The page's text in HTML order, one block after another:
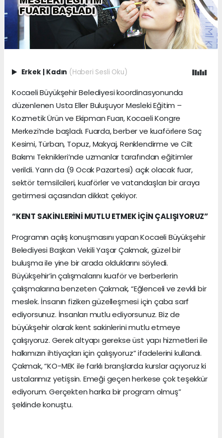
Erkek | Kadın (Haberi Sesli Oku)
Kocaeli Büyükşehir Belediyesi koordinasyonunda
düzenlenen Usta Eller Buluşuyor Mesleki Eğitim –
Kozmetik Ürün ve Ekipman Fuarı, Kocaeli Kongre
Merkezi’nde başladı. Fuarda, berber ve kuaförlere Saç
Kesimi, Türban, Topuz, Makyaj, Renklendirme ve Cilt
Bakımı Teknikleri’nde uzmanlar tarafından eğitimler
verildi. Yarın da (9 Ocak Pazartesi) açık olacak fuar,
sektör temsilcileri, kuaförler ve vatandaşları bir araya
getirmesi açasından dikkat çekiyor.
“KENT SAKİNLERİNİ MUTLU ETMEK İÇİN ÇALIŞIYORUZ”
Programın açılış konuşmasını yapan Kocaeli Büyükşehir
Belediyesi Başkan Vekili Yaşar Çakmak, güzel bir
buluşma ile yine bir arada olduklarını söyledi.
Büyükşehir’in çalışmalarını kuaför ve berberlerin
çalışmalarına benzeten Çakmak, “Eğlenceli ve zevkli bir
meslek. İnsanın fiziken güzelleşmesi için çaba sarf
ediyorsunuz. İnsanları mutlu ediyorsunuz. Biz de
büyükşehir olarak kent sakinlerini mutlu etmeye
çalışıyoruz. Gerek altyapı gerekse üst yapı hizmetleri ile
halkımızın ihtiyaçları için çalışıyoruz” ifadelerini kullandı.
Çakmak, “KO-MEK ile farklı branşlarda kurslar açıyoruz ki
ustalarımız yetişsin. Emeği geçen herkese çok teşekkür
ediyorum. Gerçekten harika bir program olmuş”
şeklinde konuştu.